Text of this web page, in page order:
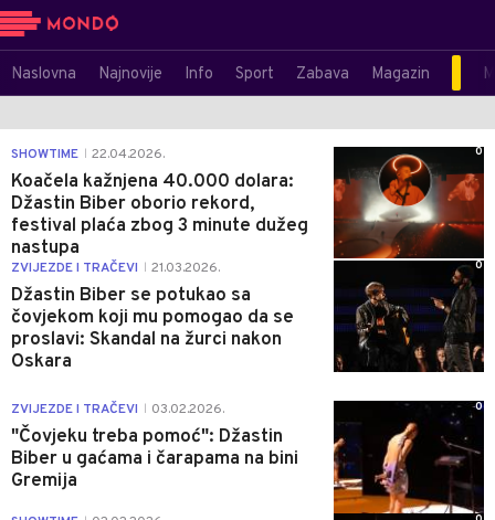
Naslovna Najnovije Info Sport Zabava Magazin
SHOWTIME 22.04.2026.
Koačela kažnjena 40.000 dolara:
Džastin Biber oborio rekord,
festival plaća zbog 3 minute dužeg
nastupa
0
ZVIJEZDE I TRAČEVI 21.03.2026.
Džastin Biber se potukao sa
čovjekom koji mu pomogao da se
proslavi: Skandal na žurci nakon
Oskara
0
ZVIJEZDE I TRAČEVI 03.02.2026.
"Čovjeku treba pomoć": Džastin
Biber u gaćama i čarapama na bini
Gremija
0